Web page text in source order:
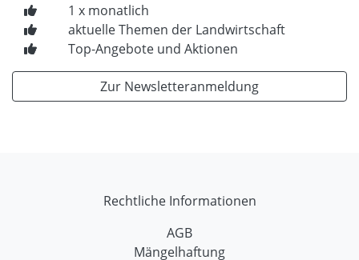
1 x monatlich
aktuelle Themen der Landwirtschaft
Top-Angebote und Aktionen
Zur Newsletteranmeldung
Rechtliche Informationen
AGB
Mängelhaftung